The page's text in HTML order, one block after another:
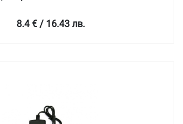
8.4 € / 16.43 лв.